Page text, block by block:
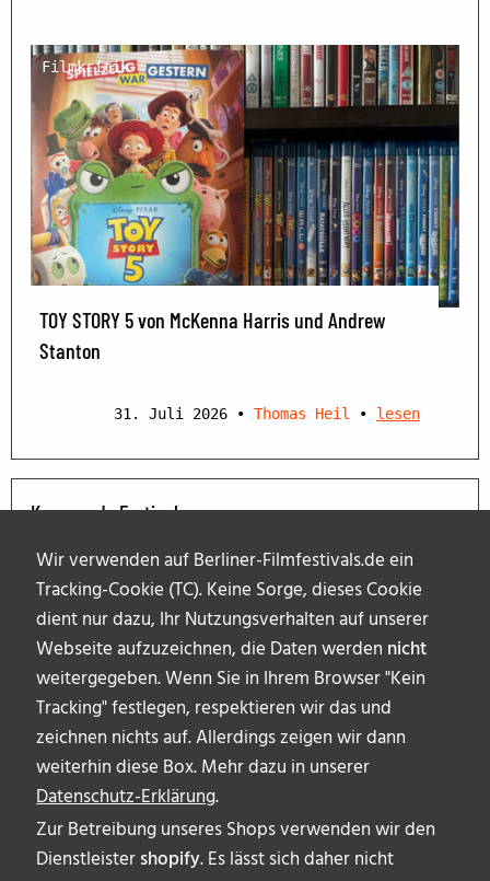
Wir verwenden auf Berliner-Filmfestivals.de ein
Tracking-Cookie (TC). Keine Sorge, dieses Cookie
dient nur dazu, Ihr Nutzungsverhalten auf unserer
Webseite aufzuzeichnen, die Daten werden nicht
weitergegeben. Wenn Sie in Ihrem Browser "Kein
Tracking" festlegen, respektieren wir das und
zeichnen nichts auf. Allerdings zeigen wir dann
weiterhin diese Box. Mehr dazu in unserer
Datenschutz-Erklärung.
Zur Betreibung unseres Shops verwenden wir den
Dienstleistershopify. Es lässt sich daher nicht
Filmkritik
TOY STORY 5 von McKenna Harris und Andrew
Stanton
31. Juli 2026 • Thomas Heil • lesen
Kommende Festivals